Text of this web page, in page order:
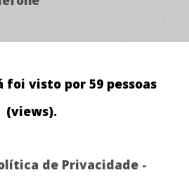
foi visto por 59 pessoas
(views).
de Privacidade -